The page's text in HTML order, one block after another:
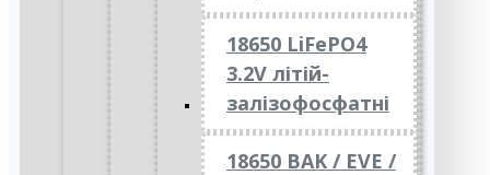
18650 LiFePO4
3.2V літій-
залізофосфатні
18650 BAK / EVE /